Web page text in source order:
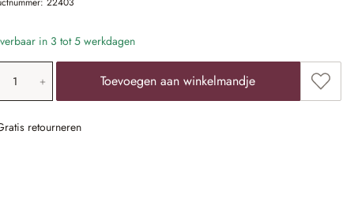
in 3 tot 5 werkdagen
voer de gewenste
Toevoegen aan winkelmandje
retourneren